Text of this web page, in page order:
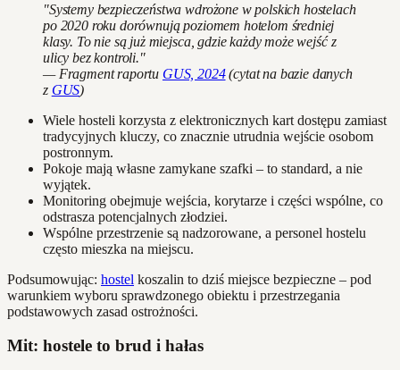
"Systemy bezpieczeństwa wdrożone w polskich hostelach
po 2020 roku dorównują poziomem hotelom średniej
klasy. To nie są już miejsca, gdzie każdy może wejść z
ulicy bez kontroli."
— Fragment raportu GUS, 2024(cytat na bazie danych
z GUS)
Wiele hosteli korzysta z elektronicznych kart dostępu zamiast
tradycyjnych kluczy, co znacznie utrudnia wejście osobom
postronnym.
Pokoje mają własne zamykane szafki – to standard, a nie
wyjątek.
Monitoring obejmuje wejścia, korytarze i części wspólne, co
odstrasza potencjalnych złodziei.
Wspólne przestrzenie są nadzorowane, a personel hostelu
często mieszka na miejscu.
Podsumowując: hostel koszalin to dziś miejsce bezpieczne – pod
warunkiem wyboru sprawdzonego obiektu i przestrzegania
podstawowych zasad ostrożności.
Mit: hostele to brud i hałas